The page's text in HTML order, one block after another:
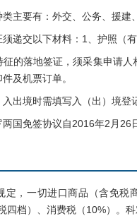
要有：外交、公务、援建
交以下材料：1、护照（有
落地签证，须采集申请人
及机票订单。
境时需填写入（出）境登记
免签协议自2016年2月26
一切进口商品（含免税商
四档）、消费税（10%）。